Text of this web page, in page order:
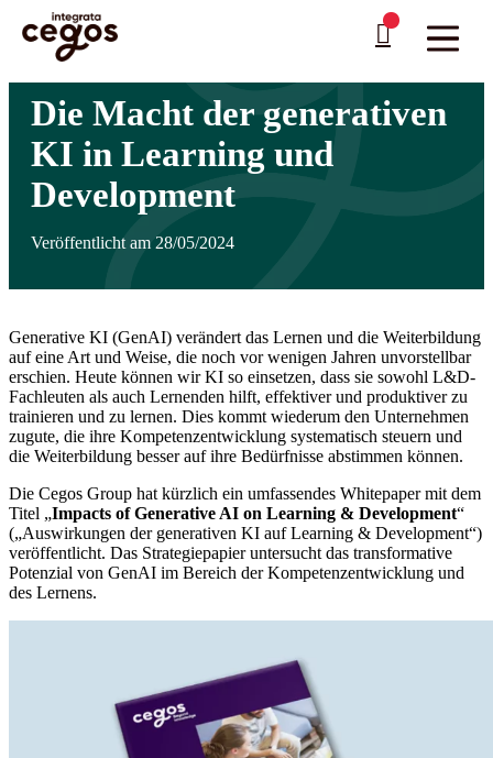
Skip to main content
Sie sind hier:Startseite
Die Macht der
generativen KI in Learning und Development
Die Macht der generativen
KI in Learning und
Development
Veröffentlicht am 28/05/2024
Generative KI (GenAI) verändert das Lernen und die Weiterbildung
auf eine Art und Weise, die noch vor wenigen Jahren unvorstellbar
erschien. Heute können wir KI so einsetzen, dass sie sowohl L&D-
Fachleuten als auch Lernenden hilft, effektiver und produktiver zu
trainieren und zu lernen. Dies kommt wiederum den Unternehmen
zugute, die ihre Kompetenzentwicklung systematisch steuern und
die Weiterbildung besser auf ihre Bedürfnisse abstimmen können.
Die Cegos Group hat kürzlich ein umfassendes Whitepaper mit dem
Titel „Impacts of Generative AI on Learning & Development“
(„Auswirkungen der generativen KI auf Learning & Development“)
veröffentlicht. Das Strategiepapier untersucht das transformative
Potenzial von GenAI im Bereich der Kompetenzentwicklung und
des Lernens.